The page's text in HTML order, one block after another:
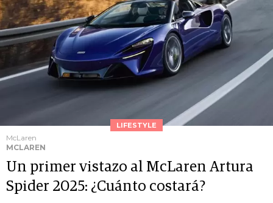
LIFESTYLE
McLaren
MCLAREN
Un primer vistazo al McLaren Artura
Spider 2025: ¿Cuánto costará?